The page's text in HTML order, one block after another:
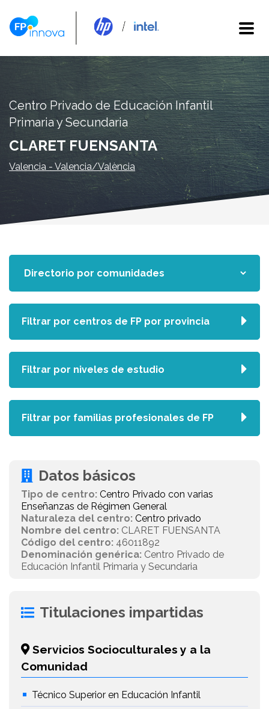
Centro Privado de Educación Infantil
Primaria y Secundaria
CLARET FUENSANTA
Valencia - Valencia/València
Datos básicos
Tipo de centro: Centro Privado con varias
Enseñanzas de Régimen General
Naturaleza del centro: Centro privado
Nombre del centro: CLARET FUENSANTA
Código del centro: 46011892
Denominación genérica: Centro Privado de
Educación Infantil Primaria y Secundaria
Titulaciones impartidas
Servicios Socioculturales y a la
Comunidad
Técnico Superior en Educación Infantil
Filtrar por centros de FP por provincia
Filtrar por niveles de estudio
Filtrar por familias profesionales de FP